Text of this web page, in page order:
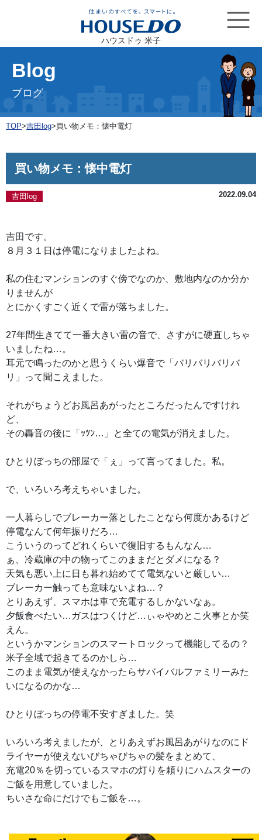
ハウスドゥ 米子
Blog
ブログ
TOP>吉田log>買い物メモ：懐中電灯
買い物メモ：懐中電灯
吉田log 2022.09.04
吉田です。
８月３１日は停電になりましたよね。
私の住むマンションのすぐ傍でなのか、敷地内なのか分か
りませんが
とにかくすごく近くで雷が落ちました。
27年間生きてて一番大きい雷の音で、さすがに硬直しちゃ
いましたね…。
耳元で鳴ったのかと思うくらい爆音で「バリバリバリバ
リ」って聞こえました。
それがちょうどお風呂あがったところだったんですけれ
ど、
その轟音の後に「ｯﾂﾝ…」と全ての電気が消えました。
ひとりぼっちの部屋で「ぇ」って言ってました。私。
で、いろいろ考えちゃいました。
一人暮らしでブレーカー落としたことなら何度かあるけど
停電なんて何年振りだろ…
こういうのってどれくらいで復旧するもんなん…
ぁ、冷蔵庫の中の物ってこのままだとダメになる？
天気も悪い上に日も暮れ始めてて電気ないと厳しい…
ブレーカー触っても意味ないよね…？
とりあえず、スマホは車で充電するしかないなぁ。
夕飯食べたい…ガスはつくけど…ぃゃやめとこ火事とか笑
えん。
というかマンションのスマートロックって機能してるの？
米子全域で起きてるのかしら…
このまま電気が使えなかったらサバイバルファミリーみた
いになるのかな…
ひとりぼっちの停電不安すぎました。笑
いろいろ考えましたが、とりあえずお風呂あがりなのにド
ライヤーが使えないびちゃびちゃの髪をまとめて、
充電20％を切っているスマホの灯りを頼りにハムスターの
ご飯を用意していました。
ちいさな命にだけでもご飯を…。